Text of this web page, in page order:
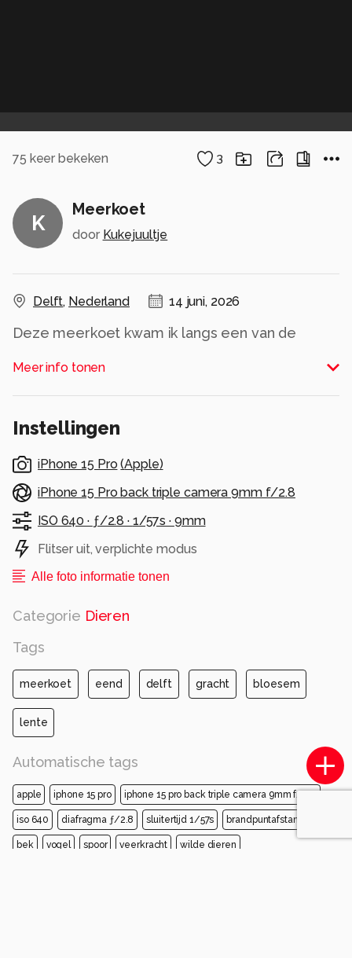
75 keer bekeken 3
K
Meerkoet
door Kukejuultje
Delft, Nederland 14 juni, 2026
Deze meerkoet kwam ik langs een van de
avondlicht op de meerkoet schijnt is er veel
detail in de foto zichtbaar. Op de achtergrond is
boom die in de bloesem staat.
Alle rechten voorbehouden
Meer info tonen
Instellingen
iPhone 15 Pro (Apple)
iPhone 15 Pro back triple camera 9mm f/2.8
ISO 640 · ƒ/2.8 · 1/57s · 9mm
Flitser uit, verplichte modus
Alle foto informatie tonen
Categorie Dieren
Tags
meerkoet eend delft gracht bloesem
lente
Automatische tags
apple iphone 15 pro iphone 15 pro back triple camera 9mm f/2.8
iso 640 diafragma ƒ/2.8 sluitertijd 1/57s brandpuntafstand 9mm
bek vogel spoor veerkracht wilde dieren